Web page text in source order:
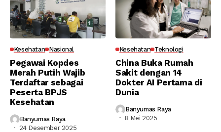
Kesehatan Nasional
Pegawai Kopdes
Merah Putih Wajib
Terdaftar sebagai
Peserta BPJS
Kesehatan
Banyumas Raya
24 Desember 2025
Kesehatan Teknologi
China Buka Rumah
Sakit dengan 14
Dokter AI Pertama di
Dunia
Banyumas Raya
8 Mei 2025